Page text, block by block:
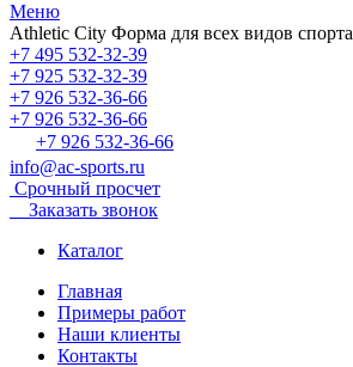
Меню
Athletic City Форма для всех видов спорта
+7 495 532-32-39
+7 925 532-32-39
+7 926 532-36-66
+7 926 532-36-66
+7 926 532-36-66
info@ac-sports.ru
Срочный просчет
Заказать звонок
Каталог
Главная
Примеры работ
Наши клиенты
Контакты